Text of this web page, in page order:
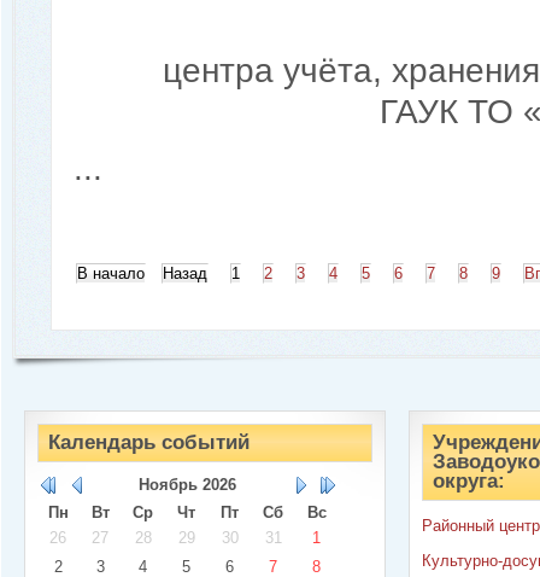
центра учёта,
ГАУК ТО
...
В начало Назад 1 2 3 4 5 6 7 8 9
Календарь событий
Ноябрь 2026
Пн
Вт Ср Чт Пт Сб
Вс
26
27 28 29 30 31
1
2
3 4 5 6 7
8
округа:
Районный
Культурно-